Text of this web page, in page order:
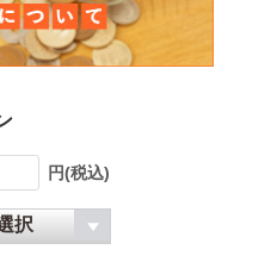
円(税込)